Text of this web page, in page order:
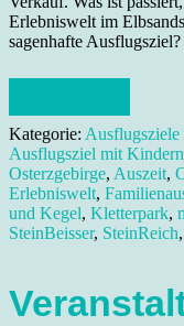
Erlebniswelt im
sagenhafte Ausflugsziel?
Kategorie:
Ausflugsziel mit Kindern
Osterzgebirge, Auszeit,
Erlebniswelt,
und Kegel, Kletterpark,
SteinBeisser, SteinReich,